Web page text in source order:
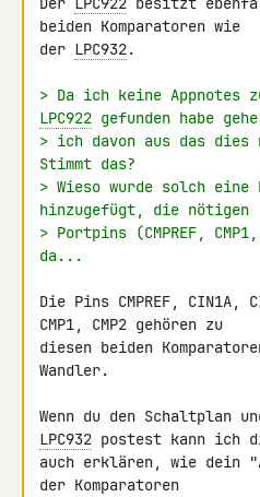
beiden Komparatoren wie
der LPC932.
LPC922 gefunden habe gehe
> ich davon aus das
Stimmt das?
> Wieso wurde solch
hinzugefügt, die nötigen
> Portpins (CMPREF,
da...
Die Pins CMPREF, CIN1A,
CMP1, CMP2 gehören zu
diesen beiden
Wandler.
LPC932 postest kann ich
auch erklären, wie dein
der Komparatoren